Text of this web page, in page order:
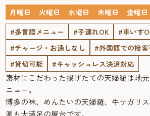
月曜日
火曜日 水曜日 木曜日 金曜日
#多言語メニュー
#子連れOK
#車いす
#チャージ・お通しなし
#外国語での接
#貸切可能
#キャッシュレス決済対応
素材にこだわった揚げたての天婦羅は地
ニュー。
博多の味、めんたいの天婦羅、牛サガリ
派も大満足の屋台です。